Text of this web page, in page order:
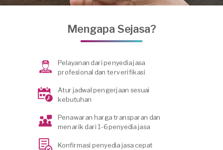
Mengapa Sejasa?
Pelayanan dari penyedia jasa
profesional dan terverifikasi
Atur jadwal pengerjaan sesuai
kebutuhan
Penawaran harga transparan dan
menarik dari 1-6 penyedia jasa
Konfirmasi penyedia jasa cepat